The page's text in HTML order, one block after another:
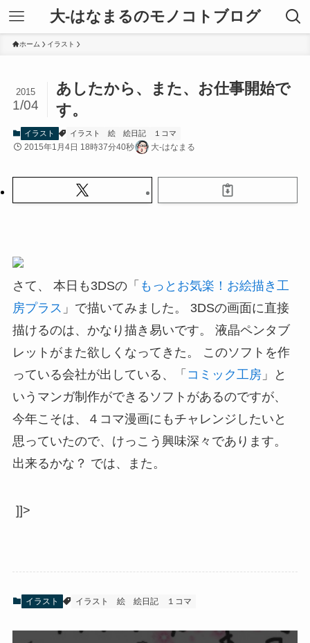
大-はなまるのモノコトブログ
ホーム イラスト
あしたから、また、お仕事開始で
す。
2015
1/04
イラスト イラスト 絵 絵日記 １コマ
2015年1月4日 18時37分40秒 大-はなまる
さて、 本日も3DSの「 もっとお気楽！お絵描き工
房プラス 」で描いてみました。 3DSの画面に直接
描けるのは、かなり描き易いです。 液晶ペンタブ
レットがまた欲しくなってきた。 このソフトを作
っている会社が出している、「 コミック工房」と
いうマンガ制作ができるソフトがあるのですが、
今年こそは、４コマ漫画にもチャレンジしたいと
思っていたので、けっこう興味深々であります。
出来るかな？ では、また。
]]>
イラスト イラスト 絵 絵日記 １コマ